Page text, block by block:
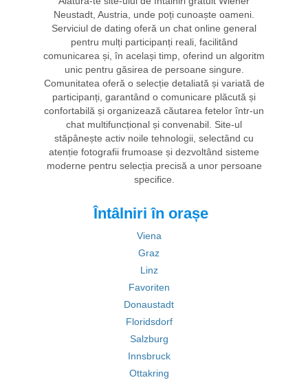
Neustadt, Austria, unde poți cunoaște oameni.
Serviciul de dating oferă un chat online general
pentru mulți participanți reali, facilitând
comunicarea și, în același timp, oferind un algoritm
unic pentru găsirea de persoane singure.
Comunitatea oferă o selecție detaliată și variată de
participanți, garantând o comunicare plăcută și
confortabilă și organizează căutarea fetelor într-un
chat multifuncțional și convenabil. Site-ul
stăpânește activ noile tehnologii, selectând cu
atenție fotografii frumoase și dezvoltând sisteme
moderne pentru selecția precisă a unor persoane
specifice.
Întâlniri în orașe
Viena
Graz
Linz
Favoriten
Donaustadt
Floridsdorf
Salzburg
Innsbruck
Ottakring